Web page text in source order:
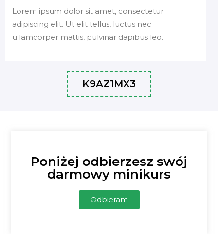
Lorem ipsum dolor sit amet, consectetur
adipiscing elit. Ut elit tellus, luctus nec
ullamcorper mattis, pulvinar dapibus leo.
K9AZ1MX3
Poniżej odbierzesz swój
darmowy minikurs
Odbieram